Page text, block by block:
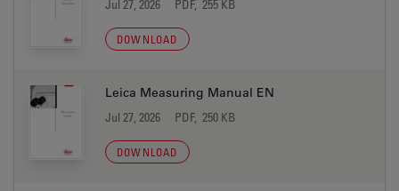
Jul 27, 2026 PDF, 255 KB
DOWNLOAD
Leica Measuring Manual EN
Jul 27, 2026 PDF, 250 KB
DOWNLOAD